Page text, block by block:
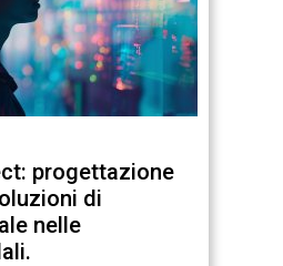
progettazione
di
nelle